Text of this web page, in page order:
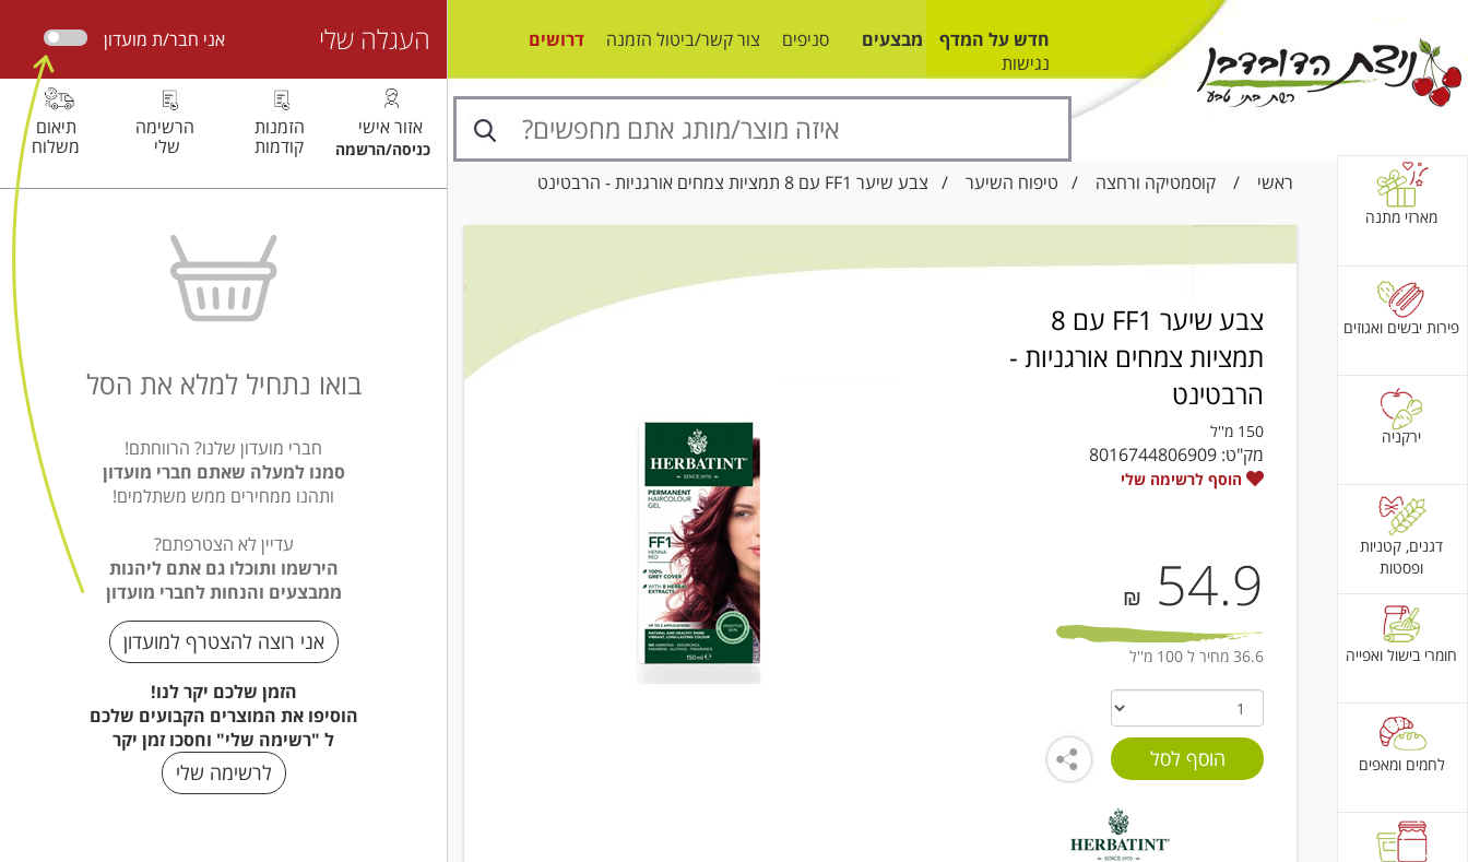
חדש על המדף מבצעים סניפים צור קשר/ביטול הזמנה
דרושים
נגישות
ראשי / קוסמטיקה ורחצה / טיפוח השיער / צבע שיער FF1 עם 8 תמציות צמחים אורגניות - הרבטינט
מארזי מתנה
פירות יבשים ואגוזים
ירקניה
דגנים, קטניות
ופסטות
חומרי בישול ואפייה
לחמים ומאפים
צבע שיער FF1 עם 8
תמציות צמחים אורגניות -
הרבטינט
150 מ''ל
מק"ט: 8016744806909
הוסף לרשימה שלי
54.9
₪
36.6 מחיר ל 100 מ''ל